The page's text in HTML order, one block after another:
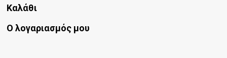
Καλάθι
Ο λογαριασμός μου